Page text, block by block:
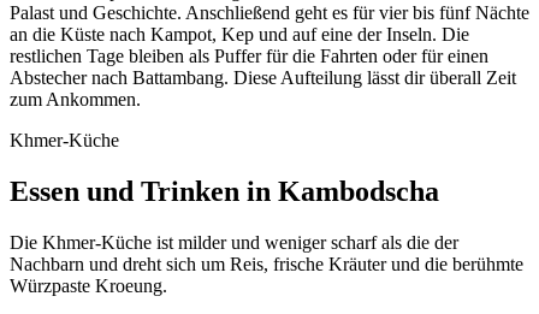
Palast und Geschichte. Anschließend geht es für vier bis fünf Nächte
an die Küste nach Kampot, Kep und auf eine der Inseln. Die
restlichen Tage bleiben als Puffer für die Fahrten oder für einen
Abstecher nach Battambang. Diese Aufteilung lässt dir überall Zeit
zum Ankommen.
Khmer-Küche
Essen und Trinken in Kambodscha
Die Khmer-Küche ist milder und weniger scharf als die der
Nachbarn und dreht sich um Reis, frische Kräuter und die berühmte
Würzpaste Kroeung.